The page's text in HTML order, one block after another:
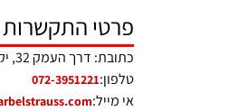
פרטי התקשרות
כתובת: דרך העמק 32, יקנעם (המושבה)
טלפון:072-3951221
אי מייל: